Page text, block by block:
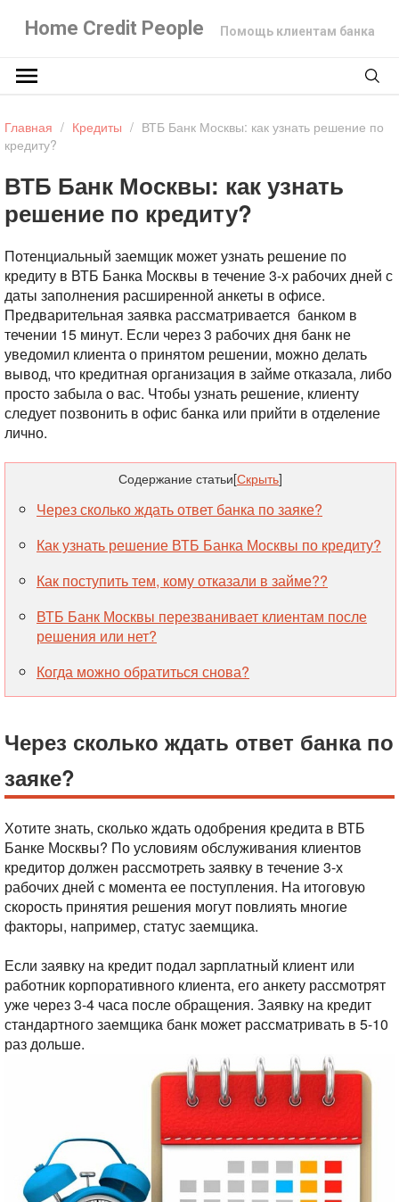
Home Credit People Помощь клиентам банка
Главная / Кредиты / ВТБ Банк Москвы: как узнать решение по
кредиту?
ВТБ Банк Москвы: как узнать
решение по кредиту?
Потенциальный заемщик может узнать решение по
кредиту в ВТБ Банка Москвы в течение 3-х рабочих дней с
даты заполнения расширенной анкеты в офисе.
Предварительная заявка рассматривается банком в
течении 15 минут. Если через 3 рабочих дня банк не
уведомил клиента о принятом решении, можно делать
вывод, что кредитная организация в займе отказала, либо
просто забыла о вас. Чтобы узнать решение, клиенту
следует позвонить в офис банка или прийти в отделение
лично.
Содержание статьи[Скрыть]
Через сколько ждать ответ банка по заяке?
Как узнать решение ВТБ Банка Москвы по кредиту?
Как поступить тем, кому отказали в займе??
ВТБ Банк Москвы перезванивает клиентам после
решения или нет?
Когда можно обратиться снова?
Через сколько ждать ответ банка по
заяке?
Хотите знать, сколько ждать одобрения кредита в ВТБ
Банке Москвы? По условиям обслуживания клиентов
кредитор должен рассмотреть заявку в течение 3-х
рабочих дней с момента ее поступления. На итоговую
скорость принятия решения могут повлиять многие
факторы, например, статус заемщика.
Если заявку на кредит подал зарплатный клиент или
работник корпоративного клиента, его анкету рассмотрят
уже через 3-4 часа после обращения. Заявку на кредит
стандартного заемщика банк может рассматривать в 5-10
раз дольше.